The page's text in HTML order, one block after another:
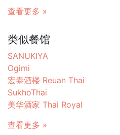
查看更多 »
类似餐馆
SANUKIYA
Ogimi
宏泰酒楼 Reuan Thai
SukhoThai
美华酒家 Thai Royal
查看更多 »